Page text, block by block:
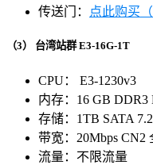
传送门：
点此购买
（3） 台湾站群 E3-16G-1T
CPU： E3-1230v3
内存：16 GB DDR3
存储：1TB SATA
带宽：20Mbps CN2
流量：不限流量